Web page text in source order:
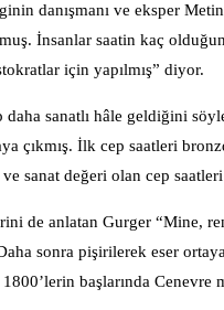
danışmanı ve eksper
İnsanlar saatin kaç
için yapılmış” diyor.
sanatlı hâle geldiğini
çıkmış. İlk cep saatleri
sanat değeri olan cep
de anlatan Gurger “Mine,
sonra pişirilerek eser ortaya
başlarında